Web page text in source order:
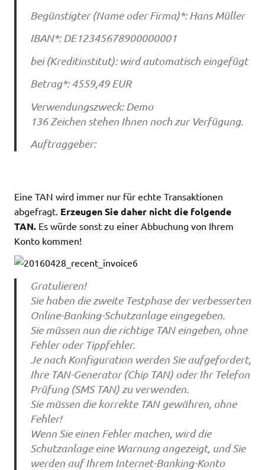
Begünstigter (Name oder Firma)*: Hans Müller
IBAN*: DE12345678900000001
bei (Kreditinstitut): wird automatisch eingefügt
Betrag*: 4559,49 EUR
Verwendungszweck: Demo
136 Zeichen stehen Ihnen noch zur Verfügung.
Auftraggeber:
Eine TAN wird immer nur für echte Transaktionen
abgefragt. Erzeugen Sie daher nicht die folgende
TAN. Es würde sonst zu einer Abbuchung von Ihrem
Konto kommen!
Gratulieren!
Sie haben die zweite Testphase der verbesserten
Online-Banking-Schutzanlage eingegeben.
Sie müssen nun die richtige TAN eingeben, ohne
Fehler oder Tippfehler.
Je nach Konfiguration werden Sie aufgefordert,
Ihre TAN-Generator (Chip TAN) oder Ihr Telefon
Prüfung (SMS TAN) zu verwenden.
Sie müssen die korrekte TAN gewähren, ohne
Fehler!
Wenn Sie einen Fehler machen, wird die
Schutzanlage eine Warnung angezeigt, und Sie
werden auf Ihrem Internet-Banking-Konto